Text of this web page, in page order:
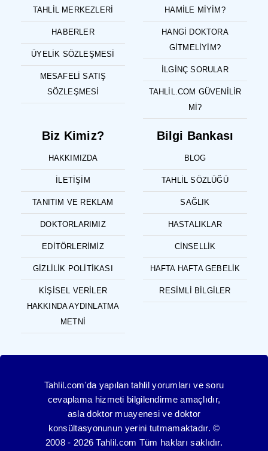
TAHLIL MERKEZLERI
HABERLER
ÜYELIK SÖZLEŞMESI
MESAFELI SATIŞ
SÖZLEŞMESI
HAMILE MIYIM?
HANGI DOKTORA
GITMELIYIM?
İLGINÇ SORULAR
TAHLIL.COM GÜVENILIR
MI?
Biz Kimiz?
HAKKIMIZDA
İLETIŞIM
TANITIM VE REKLAM
DOKTORLARIMIZ
EDITÖRLERIMIZ
GIZLILIK POLITIKASI
KIŞISEL VERILER
HAKKINDA AYDINLATMA
METNI
Bilgi Bankası
BLOG
TAHLIL SÖZLÜĞÜ
SAĞLIK
HASTALIKLAR
CINSELLIK
HAFTA HAFTA GEBELIK
RESIMLI BILGILER
Tahlil.com'da yapılan tahlil yorumları ve soru
cevaplama hizmeti bilgilendirme amaçlıdır,
asla doktor muayenesi ve doktor
konsültasyonunun yerini tutmamaktadır. ©
2008 - 2026 Tahlil.com Tüm hakları saklıdır.